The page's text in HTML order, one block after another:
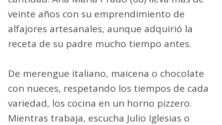
veinte años con su emprendimiento de
alfajores artesanales, aunque adquirió la
receta de su padre mucho tiempo antes.
De merengue italiano, maicena o chocolate
con nueces, respetando los tiempos de cada
variedad, los cocina en un horno pizzero.
Mientras trabaja, escucha Julio Iglesias o